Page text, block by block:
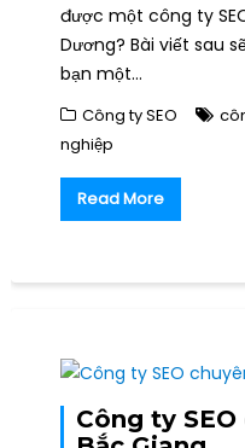
được một công ty
Dương? Bài viết sau
bạn một…
Công ty SEO
nghiệp
Read More
Công ty